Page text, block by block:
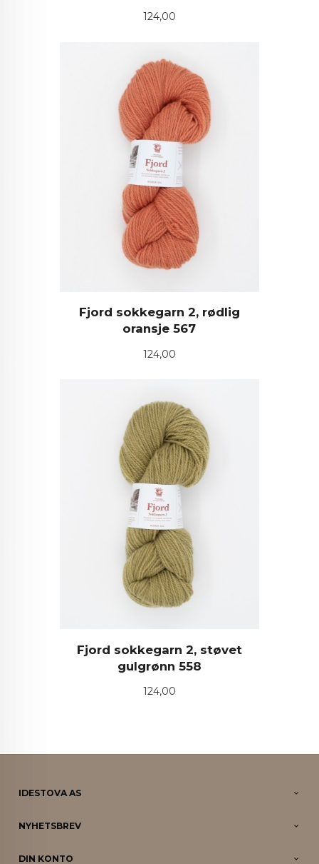
Pris
124,00
Fjord sokkegarn 2, rødlig
oransje 567
Pris
124,00
Fjord sokkegarn 2, støvet
gulgrønn 558
Pris
124,00
IDESTOVA AS
NYHETSBREV
DIN KONTO